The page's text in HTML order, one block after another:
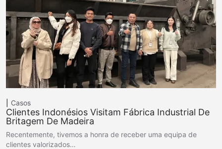
Casos
Clientes Indonésios Visitam Fábrica Industrial De
Britagem De Madeira
Recentemente, tivemos a honra de receber uma equipa de
clientes valorizados…